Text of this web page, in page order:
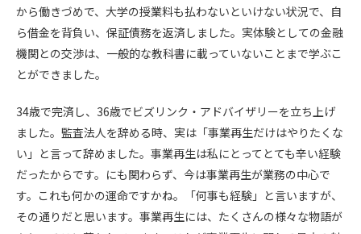
から働きづめで、大学の授業料も払わないといけない状況で、自
ら借金を背負い、保証債務を返済しました。実体験としての金融
機関との交渉は、一般的な教科書に載っていないことまで学ぶこ
とができました。
34歳で完済し、36歳でビズリンク・アドバイザリーを立ち上げ
ました。監査法人を辞める時、実は「事業再生だけはやりたくな
い」と言って辞めました。事業再生は私にとってとても辛い経験
だったからです。にも関わらず、今は事業再生が業務の中心で
す。これも何かの運命ですかね。「何事も経験」と言いますが、
その通りだと思います。事業再生には、たくさんの様々な物語が